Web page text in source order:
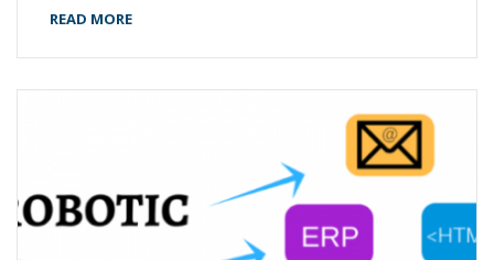
READ MORE